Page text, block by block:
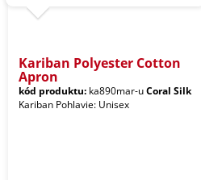
Kariban Polyester Cotton
Apron
kód produktu: ka890mar-uCoral Silk
Kariban Pohlavie: Unisex